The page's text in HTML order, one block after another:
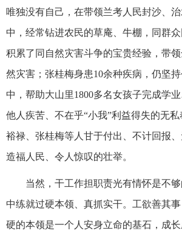
唯独没有自己，在带领兰考人民封沙、
中，经常钻进农民的草庵、牛棚，同群众
积累了同自然灾害斗争的宝贵经验，带
然灾害；张桂梅身患10余种疾病，仍坚
中，帮助大山里1800多名女孩子完成学
他人疾苦、不在乎“小我”利益得失的无
裕禄、张桂梅等人甘于付出、不计回报
造福人民、令人惊叹的壮举。
当然，干工作担职责光有情怀是不
中练就过硬本领、真抓实干。工欲善其
硬的本领是一个人安身立命的基石，成